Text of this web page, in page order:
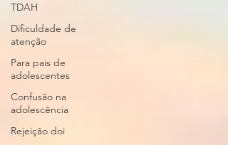
TDAH
Dificuldade de
atenção
Para pais de
adolescentes
Confusão na
adolescência
Rejeição doi